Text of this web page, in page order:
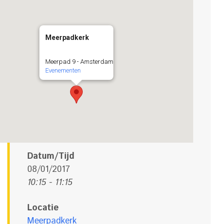
Meerpadkerk
Meerpad 9 - Amsterdam
Evenementen
Datum/Tijd
08/01/2017
10:15 - 11:15
Locatie
Meerpadkerk